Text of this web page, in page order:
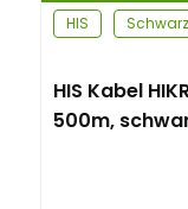
HIS
Schwarz
HIS Kabel
500m,